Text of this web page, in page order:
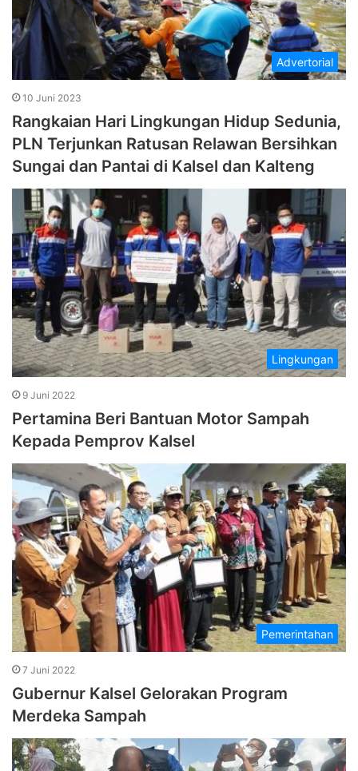
Advertorial
10 Juni 2023
Rangkaian Hari Lingkungan Hidup Sedunia,
PLN Terjunkan Ratusan Relawan Bersihkan
Sungai dan Pantai di Kalsel dan Kalteng
Lingkungan
9 Juni 2022
Pertamina Beri Bantuan Motor Sampah
Kepada Pemprov Kalsel
Pemerintahan
7 Juni 2022
Gubernur Kalsel Gelorakan Program
Merdeka Sampah